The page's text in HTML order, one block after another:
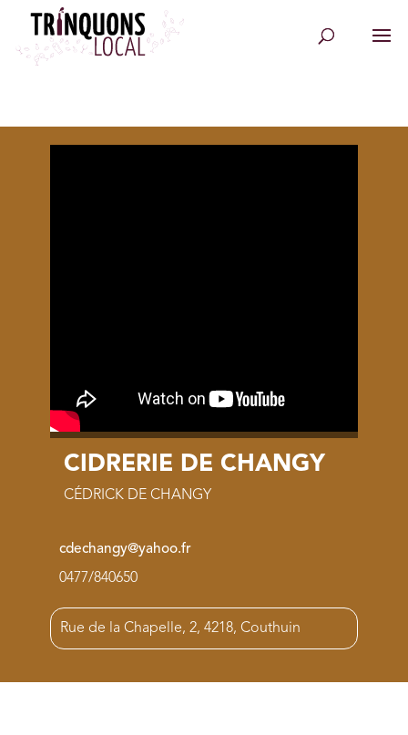
CIDRERIE DE CHANGY
CÉDRICK DE CHANGY
cdechangy@yahoo.fr
0477/840650
Rue de la Chapelle, 2, 4218, Couthuin